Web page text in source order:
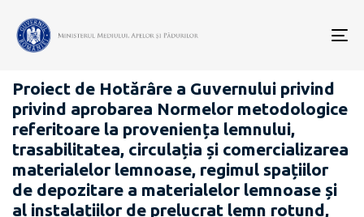
PROIECTE ACTE NORMATIVE
Proiect de Hotărâre a Guvernului privind
privind aprobarea Normelor metodologice
referitoare la proveniența lemnului,
trasabilitatea, circulația și comercializarea
materialelor lemnoase, regimul spațiilor
de depozitare a materialelor lemnoase și
al instalațiilor de prelucrat lemn rotund,
publicării: